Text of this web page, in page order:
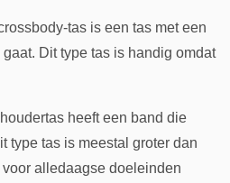
tas is een tas met een
Dit type tas is handig omdat
heeft een band die
type tas is meestal groter dan
alledaagse doeleinden